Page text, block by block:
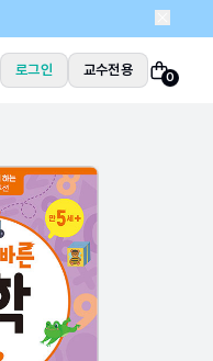
로그인 교수전용 0